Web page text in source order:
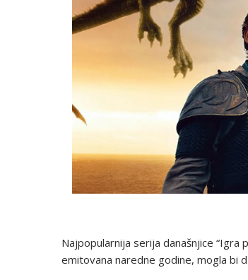
Najpopularnija serija današnjice
emitovana naredne godine, mogla bi